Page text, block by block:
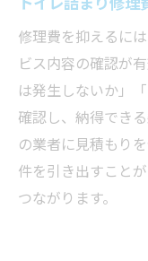
修理費を抑えるに
ビス内容の確認が
は発生しないか」
確認し、納得でき
の業者に見積もり
件を引き出すこと
つながります。